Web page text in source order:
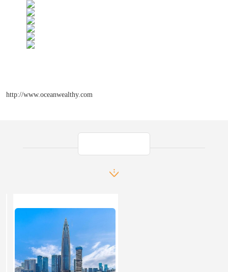
http://www.oceanwealthy.com